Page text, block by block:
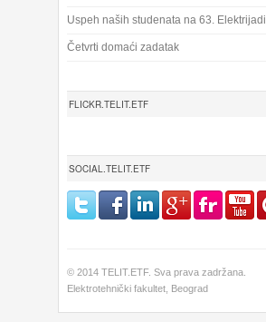
Uspeh naših studenata na 63. Elektrijadi
Četvrti domaći zadatak
FLICKR.TELIT.ETF
SOCIAL.TELIT.ETF
© 2014 TELIT.ETF. Sva prava zadržana.
Elektrotehnički fakultet, Beograd